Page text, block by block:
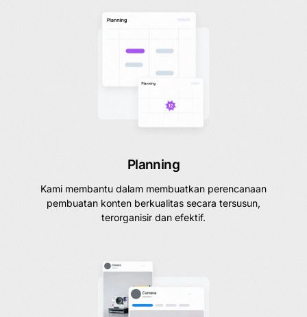
Planning
Kami membantu dalam membuatkan perencanaan
pembuatan konten berkualitas secara tersusun,
terorganisir dan efektif.